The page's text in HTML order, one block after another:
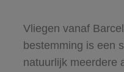
Vliegen vanaf
bestemming is een
natuurlijk meerdere